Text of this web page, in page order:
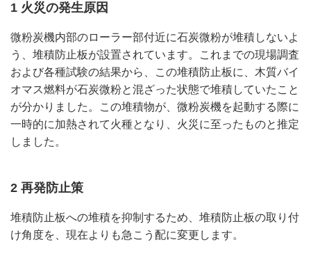
1 火災の発生原因
微粉炭機内部のローラー部付近に石炭微粉が堆積しないよ
う、堆積防止板が設置されています。これまでの現場調査
および各種試験の結果から、この堆積防止板に、木質バイ
オマス燃料が石炭微粉と混ざった状態で堆積していたこと
が分かりました。この堆積物が、微粉炭機を起動する際に
一時的に加熱されて火種となり、火災に至ったものと推定
しました。
2 再発防止策
堆積防止板への堆積を抑制するため、堆積防止板の取り付
け角度を、現在よりも急こう配に変更します。